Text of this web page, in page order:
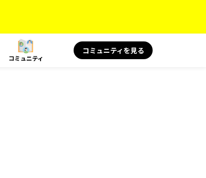
コミュニティ
コミュニティを見る